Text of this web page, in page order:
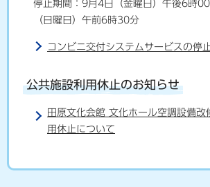
停止期間：9月4日（金曜日）午後6時
（日曜日）午前6時30分
コンビニ交付システムサービスの停
公共施設利用休止のお知らせ
田原文化会館 文化ホール空調設備改
用休止について